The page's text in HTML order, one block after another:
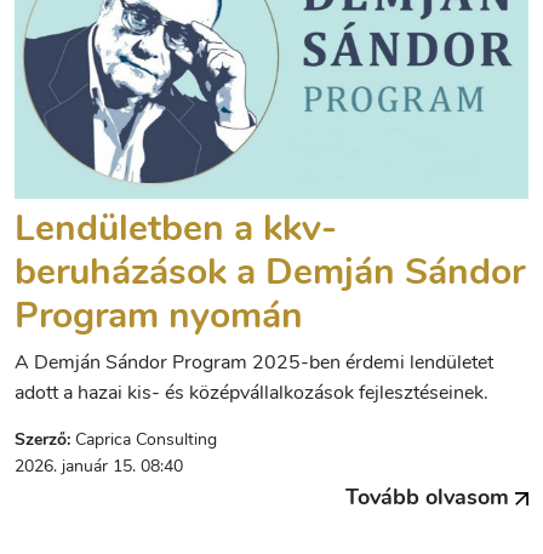
Lendületben a kkv-
beruházások a Demján Sándor
Program nyomán
A Demján Sándor Program 2025-ben érdemi lendületet
adott a hazai kis- és középvállalkozások fejlesztéseinek.
Szerző: Caprica Consulting
2026. január 15. 08:40
Tovább olvasom